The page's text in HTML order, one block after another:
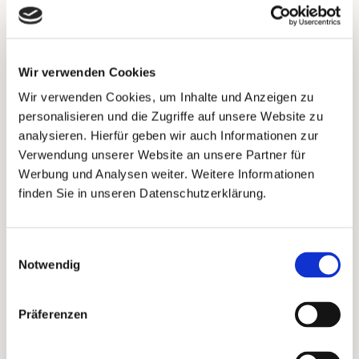
Wir verwenden Cookies
Wir verwenden Cookies, um Inhalte und Anzeigen zu
personalisieren und die Zugriffe auf unsere Website zu
analysieren. Hierfür geben wir auch Informationen zur
Verwendung unserer Website an unsere Partner für
Werbung und Analysen weiter. Weitere Informationen
finden Sie in unseren Datenschutzerklärung.
Notwendig
Präferenzen
Schon nach wenigen Sekunden siehst du:
Und wie groß ist der Anteil, der gar nichts
von deinen E-Mails mitbekommt?